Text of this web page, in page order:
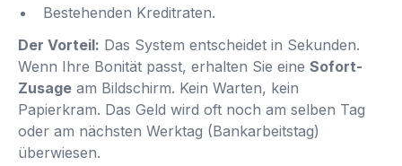
Bestehenden Kreditraten.
Der Vorteil: Das System entscheidet in Sekunden.
Wenn Ihre Bonität passt, erhalten Sie eine Sofort-
Zusage am Bildschirm. Kein Warten, kein
Papierkram. Das Geld wird oft noch am selben Tag
oder am nächsten Werktag (Bankarbeitstag)
überwiesen.